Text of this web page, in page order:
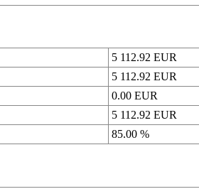
5 112.92 EUR
5 112.92 EUR
0.00 EUR
5 112.92 EUR
85.00 %